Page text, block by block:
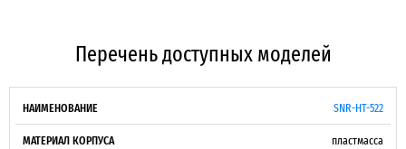
Перечень доступных моделей
НАИМЕНОВАНИЕ
ПРИМЕНЕНИЯ
ТИП
SNR-HT-522
пластмасса